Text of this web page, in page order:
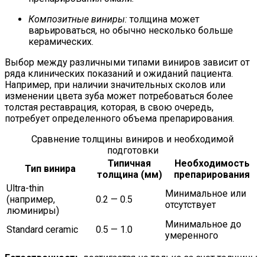
Композитные виниры:толщина может
варьироваться, но обычно несколько больше
керамических.
Выбор между различными типами виниров зависит от
ряда клинических показаний и ожиданий пациента.
Например, при наличии значительных сколов или
изменении цвета зуба может потребоваться более
толстая реставрация, которая, в свою очередь,
потребует определенного объема препарирования.
Сравнение толщины виниров и необходимой
подготовки
Тип винира
Типичная
толщина (мм)
Необходимость
препарирования
Ultra-thin
(например,
люминиры)
0.2 — 0.5
Минимальное или
отсутствует
Standard ceramic 0.5 — 1.0
Минимальное до
умеренного